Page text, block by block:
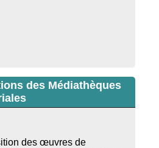
des Médiathèques
Malberti Morin : "Racines,